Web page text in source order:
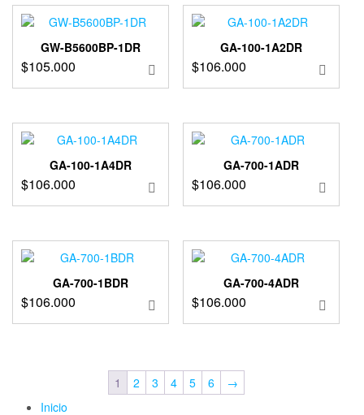
GW-B5600BP-1DR
$105.000
GA-100-1A2DR
$106.000
GA-100-1A4DR
$106.000
GA-700-1ADR
$106.000
GA-700-1BDR
$106.000
GA-700-4ADR
$106.000
1 2 3 4 5 6
→
Inicio